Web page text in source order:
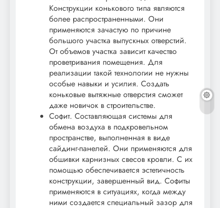
Конструкции конькового типа являются
более распространенными. Они
применяются зачастую по причине
большого участка выпускных отверстий.
От объемов участка зависит качество
проветривания помещения. Для
реализации такой технологии не нужны
особые навыки и усилия. Создать
коньковые вытяжные отверстия сможет
даже новичок в строительстве.
Софит. Составляющая системы для
обмена воздуха в подкровельном
пространстве, выполненная в виде
сайдинг-панелей. Они применяются для
обшивки карнизных свесов кровли. С их
помощью обеспечивается эстетичность
конструкции, завершенный вид. Софиты
применяются в ситуациях, когда между
ними создается специальный зазор для